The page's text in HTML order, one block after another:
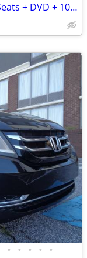
2016 Honda Odyssey SE + Third Row Seats + DVD + 100,000 Miles
• • • • •